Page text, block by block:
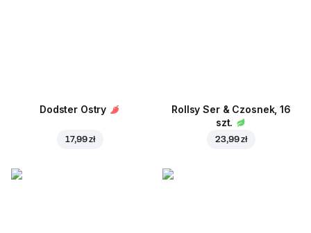
Dodster Ostry
17,99 zł
Rollsy Ser & Czosnek, 16
szt.
23,99 zł